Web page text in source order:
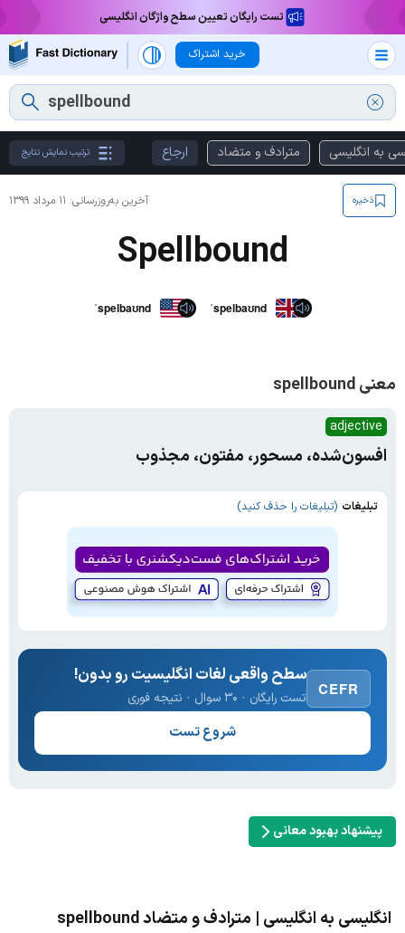
تست رایگان تعیین سطح واژگان انگلیسی
خرید اشتراک
به انگلیسی مترادف و متضاد ارجاع ترتیب نمایش نتایج
آخرین به‌روزرسانی: ۱۱ مرداد ۱۳۹۹ ذخیره
Spellbound
ˈspelbaʊnd ˈspelbaʊnd
معنی spellbound
adjective
افسون‌شده، مسحور، مفتون، مجذوب
تبلیغات (تبلیغات را حذف کنید)
CEFR
سطح واقعی لغات انگلیسیت رو بدون!
تست رایگان · ۳۰ سوال · نتیجه فوری
شروع تست
پیشنهاد بهبود معانی
انگلیسی به انگلیسی | مترادف و متضاد spellbound